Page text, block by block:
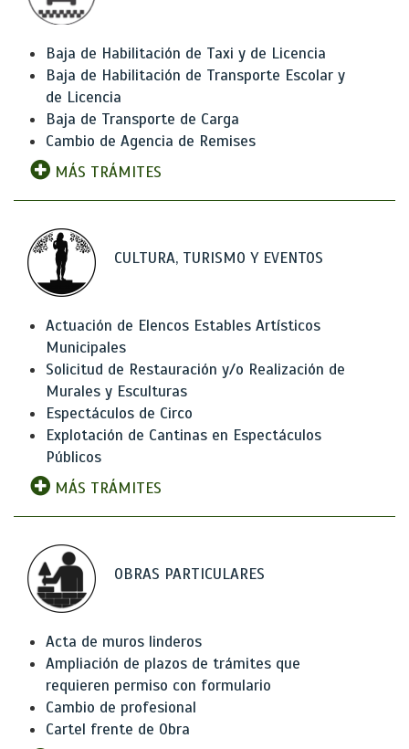
Baja de Habilitación de Taxi y de Licencia
Baja de Habilitación de Transporte Escolar y
de Licencia
Baja de Transporte de Carga
Cambio de Agencia de Remises
MÁS TRÁMITES
CULTURA, TURISMO Y EVENTOS
Actuación de Elencos Estables Artísticos
Municipales
Solicitud de Restauración y/o Realización de
Murales y Esculturas
Espectáculos de Circo
Explotación de Cantinas en Espectáculos
Públicos
MÁS TRÁMITES
OBRAS PARTICULARES
Acta de muros linderos
Ampliación de plazos de trámites que
requieren permiso con formulario
Cambio de profesional
Cartel frente de Obra